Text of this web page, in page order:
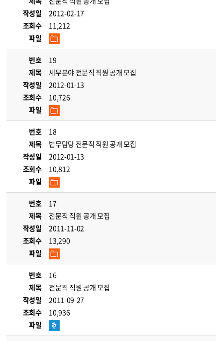
작성일
2012-02-17
조회수
11,212
파일
번호
19
제목
세무분야 전문직 직원 공개 모집
작성일
2012-01-13
조회수
10,726
파일
번호
18
제목
법무담당 전문직 직원 공개 모집
작성일
2012-01-13
조회수
10,812
파일
번호
17
제목
전문직 직원 공개 모집
작성일
2011-11-02
조회수
13,290
파일
번호
16
제목
전문직 직원 공개 모집
작성일
2011-09-27
조회수
10,936
파일